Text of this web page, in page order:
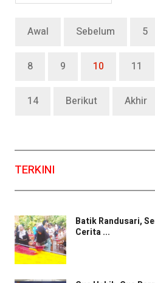
Awal Sebelum 5
8 9 10 11
14 Berikut Akhir
TERKINI
Batik Randusari,
Cerita ...